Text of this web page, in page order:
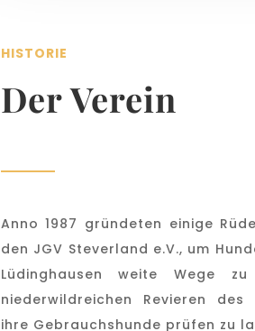
HISTORIE
Der Verein
Anno 1987 gründeten einige
den JGV Steverland e.V., um
Lüdinghausen weite Wege
niederwildreichen Revieren des
ihre Gebrauchshunde prüfen zu